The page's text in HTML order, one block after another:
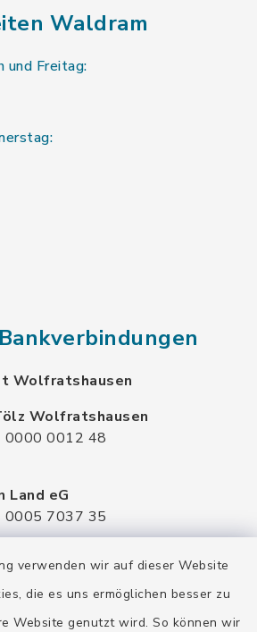
verwenden wir auf dieser Website
die es uns ermöglichen besser zu
Website genutzt wird. So können wir
Waldram
Freitag:
Wolfratshausen
Wolfratshausen
0000 0012 48
Land eG
0005 7037 35
Loisachtal eG
0001 0005 00